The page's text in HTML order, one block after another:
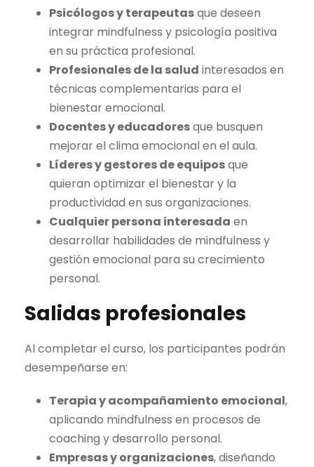
Psicólogos y terapeutasque deseen
integrar mindfulness y psicología positiva
en su práctica profesional.
Profesionales de la salud interesados en
técnicas complementarias para el
bienestar emocional.
Docentes y educadoresque busquen
mejorar el clima emocional en el aula.
Líderes y gestores de equiposque
quieran optimizar el bienestar y la
productividad en sus organizaciones.
Cualquier persona interesada en
desarrollar habilidades de mindfulness y
gestión emocional para su crecimiento
personal.
Salidas profesionales
Al completar el curso, los participantes podrán
desempeñarse en:
Terapia y acompañamiento emocional,
aplicando mindfulness en procesos de
coaching y desarrollo personal.
Empresas y organizaciones, diseñando